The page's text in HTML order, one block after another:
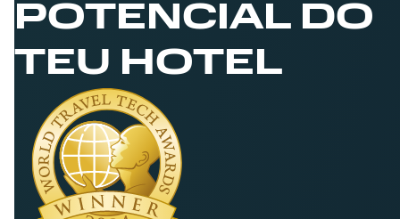
POTENCIAL DO
TEU HOTEL